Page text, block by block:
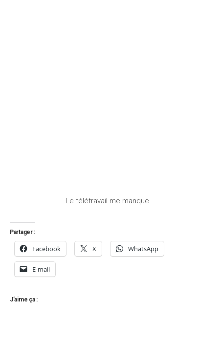
Le télétravail me manque…
Partager :
Facebook X WhatsApp
E-mail
J’aime ça :